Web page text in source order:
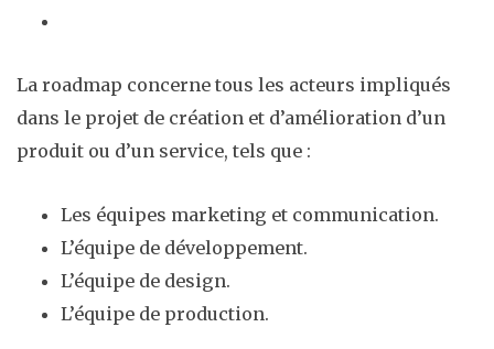
La roadmap concerne tous les acteurs impliqués
dans le projet de création et d’amélioration d’un
produit ou d’un service, tels que :
Les équipes marketing et communication.
L’équipe de développement.
L’équipe de design.
L’équipe de production.